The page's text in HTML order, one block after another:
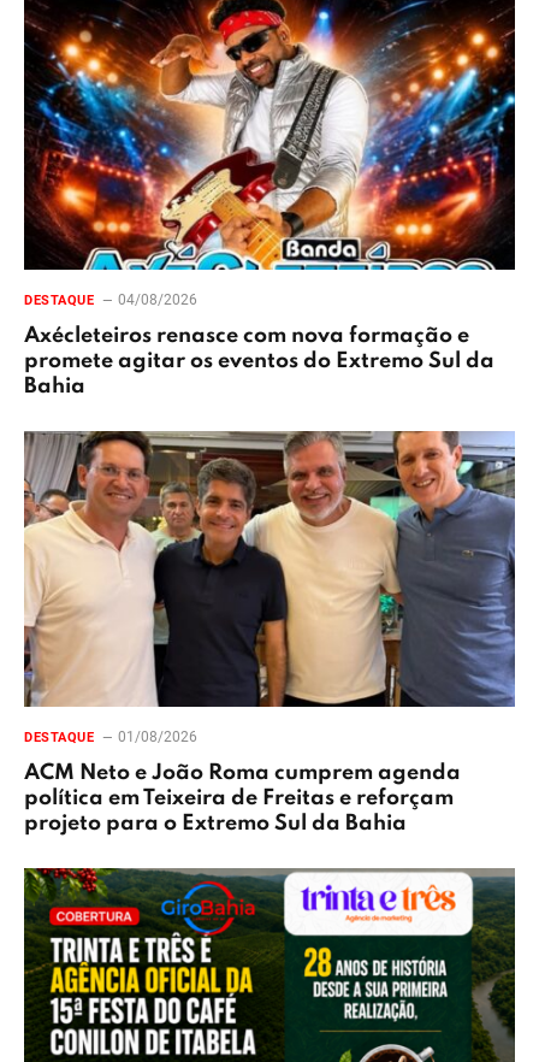
DESTAQUE 04/08/2026
Axécleteiros renasce com nova formação e
promete agitar os eventos do Extremo Sul da
Bahia
DESTAQUE 01/08/2026
ACM Neto e João Roma cumprem agenda
política em Teixeira de Freitas e reforçam
projeto para o Extremo Sul da Bahia